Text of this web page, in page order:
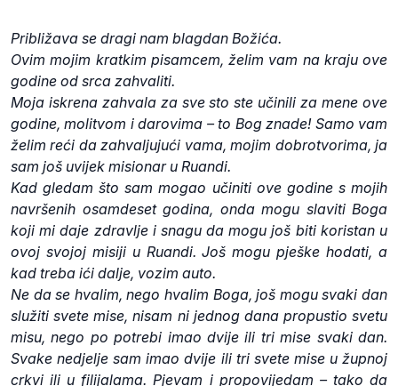
Približava se dragi nam blagdan Božića.
Ovim mojim kratkim pisamcem, želim vam na kraju ove
godine od srca zahvaliti.
Moja iskrena zahvala za sve sto ste učinili za mene ove
godine, molitvom i darovima – to Bog znade! Samo vam
želim reći da zahvaljujući vama, mojim dobrotvorima, ja
sam još uvijek misionar u Ruandi.
Kad gledam što sam mogao učiniti ove godine s mojih
navršenih osamdeset godina, onda mogu slaviti Boga
koji mi daje zdravlje i snagu da mogu još biti koristan u
ovoj svojoj misiji u Ruandi. Još mogu pješke hodati, a
kad treba ići dalje, vozim auto.
Ne da se hvalim, nego hvalim Boga, još mogu svaki dan
služiti svete mise, nisam ni jednog dana propustio svetu
misu, nego po potrebi imao dvije ili tri mise svaki dan.
Svake nedjelje sam imao dvije ili tri svete mise u župnoj
crkvi ili u filijalama. Pjevam i propovijedam – tako da